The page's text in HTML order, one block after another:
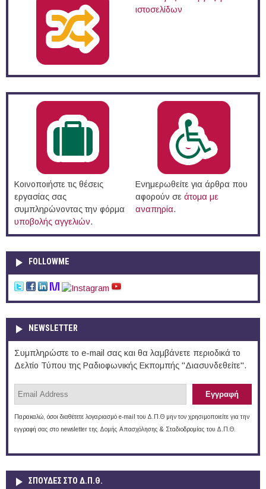
ιστοσελίδων
Κοινοποιήστε τις θέσεις
εργασίας σας
συμπληρώνοντας την φόρμα
υποβολής αγγελιών.
Ενημερωθείτε για άρθρα που
αφορούν σε άτομα με
αναπηρία.
FOLLOWME
NEWSLETTER
Συμπληρώστε το e-mail σας και θα λαμβάνετε περιοδικά το
Δελτίο Τύπου της Ραδιοφωνικής Εκπομπής "Διασυνδεθείτε".
Παρακαλώ, όσοι διαθέτετε λογαριασμό e-mail του Δ.Π.Θ μην τον χρησιμοποιείτε για την
εγγραφή σας στο newsletter της Δομής Απασχόλησης & Σταδιοδρομίας του Δ.Π.Θ.
ΣΠΟΥΔΈΣ ΣΤΟ Δ.Π.Θ.